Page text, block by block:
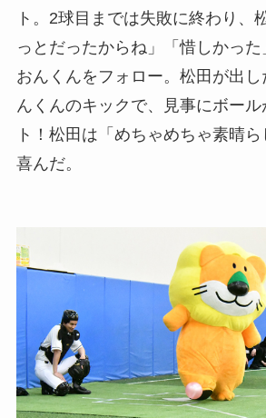
ト。2球目までは失敗に終わり、
っとだったからね」「惜しかっ
おんくんをフォロー。松田が出
んくんのキックで、見事にボール
ト！松田は「めちゃめちゃ素晴
喜んだ。